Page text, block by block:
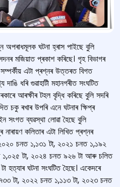
অপৰাধমূলক ঘটনা হ্ৰাস পাইছে বুলি
মজিয়াত প্ৰকাশ কৰিছে। গৃহ বিভাগৰ
এটা প্ৰশ্নৰ উত্তৰত বিগত
ধৰি গুৱাহাটী মহানগৰীত সংঘটিত
আৰক্ষীৰ টহল বৃদ্ধি কৰিছে বুলি সদৰি
চকু ৰখাৰ উপৰি এনে ঘটনাৰ ক্ষিপ্ৰ
সংগত ব্যৱস্থা লোৱা হৈছে বুলি
নাৰায়ণ কলিতাৰ এটা লিখিত প্ৰশ্নৰ
চনত ১,১৩১ টা, ২০২১ চনত ১,১৯২
টা, ২০২৪ চনত ৯২৬ টা আৰু চলিত
হত্যাৰ ঘটনা সংঘটিত হৈছে। একেদৰে
টা, ২০২২ চনত ১,১১৩ টা, ২০২৩ চনত